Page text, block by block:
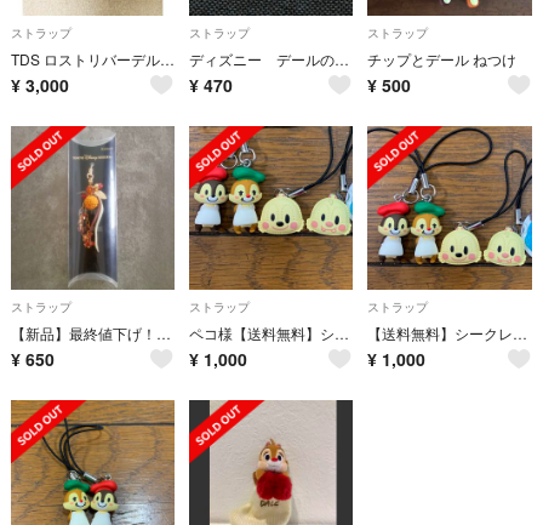
ストラップ
TDS ロストリバーデルタ チップ&デール 縫いぐるみストラップ
¥ 3,000
ストラップ
ディズニー デールのストラップ
¥ 470
ストラップ
チップとデール ねつけ
¥ 500
ストラップ
【新品】最終値下げ！チップ＆デール ストラップ
¥ 650
ストラップ
ペコ様【送料無料】シークレットストラップ チップとデール 4個セット ディズニー
¥ 1,000
ストラップ
【送料無料】シークレットストラップ チップとデール 4個セット ディズニー
¥ 1,000